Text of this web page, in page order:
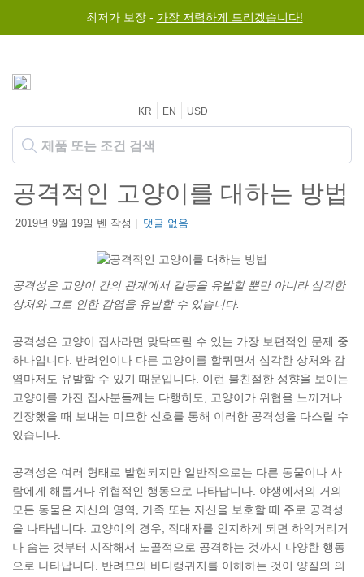
최저가 보장 - 가장 저렴하게 드리겠습니다!
KR EN USD
공격적인 고양이를 대하는 방법
2019년 9월 19일 벤 작성 | 댓글 없음
공격성은 고양이 간의 관계에서 갈등을 유발할 뿐만 아니라 심각한
상처와 그로 인한 감염을 유발할 수 있습니다.
공격성은 고양이 집사라면 맞닥뜨릴 수 있는 가장 보편적인 문제 중
하나입니다. 반려인이나 다른 고양이를 할퀴면서 심각한 상처와 감
염마저도 유발할 수 있기 때문입니다. 이런 불친절한 성향을 보이는
고양이를 가진 집사분들께는 다행히도, 고양이가 위협을 느끼거나
긴장했을 때 보내는 미묘한 신호를 통해 이러한 공격성을 다스릴 수
있습니다.
공격성은 여러 형태로 발현되지만 일반적으로는 다른 동물이나 사
람에게 해롭거나 위협적인 행동으로 나타납니다. 야생에서의 거의
모든 동물은 자신의 영역, 가족 또는 자신을 보호할 때 주로 공격성
을 나타냅니다. 고양이의 경우, 적대자를 인지하게 되면 하악거리거
나 숨는 것부터 시작해서 노골적으로 공격하는 것까지 다양한 행동
으로 나타납니다. 반려묘의 바디랭귀지를 이해하는 것이 양질의 의